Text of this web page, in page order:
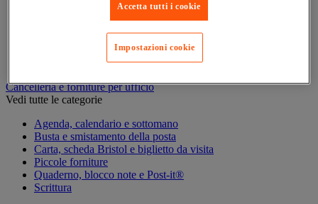
Attrezzature audio e Hi-Fi
Connessione audio e video
Fotocamera, videocamera e binocolo
Insonorizzazione e registrazione professionali
Strumenti per proiezione e videoproiezione
Cancelleria e forniture per ufficio
Vedi tutte le categorie
Agenda, calendario e sottomano
Busta e smistamento della posta
Carta, scheda Bristol e biglietto da visita
Piccole forniture
Quaderno, blocco note e Post-it®
Scrittura
Accetta tutti i cookie
Impostazioni cookie